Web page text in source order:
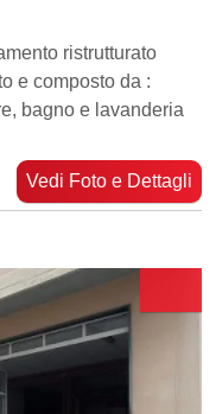
ristrutturato
e composto da :
bagno e lavanderia
Vedi Foto e Dettagli